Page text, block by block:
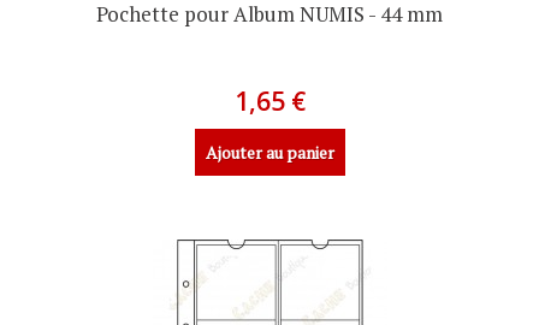
Pochette pour Album NUMIS - 44 mm
1,65 €
Ajouter au panier